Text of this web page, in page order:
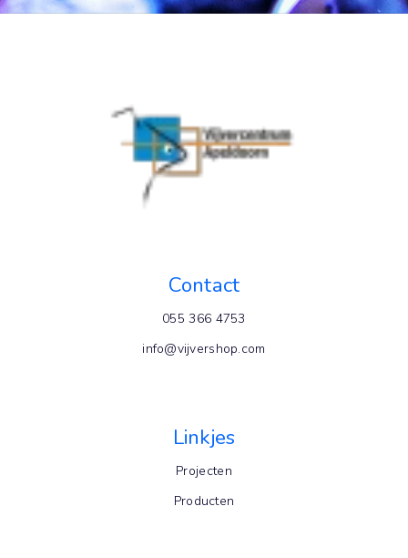
Contact
055 366 4753
info@vijvershop.com
Linkjes
Projecten
Producten